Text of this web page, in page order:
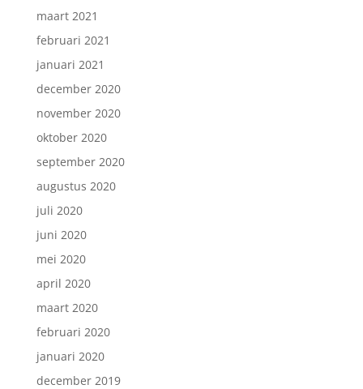
maart 2021
februari 2021
januari 2021
december 2020
november 2020
oktober 2020
september 2020
augustus 2020
juli 2020
juni 2020
mei 2020
april 2020
maart 2020
februari 2020
januari 2020
december 2019